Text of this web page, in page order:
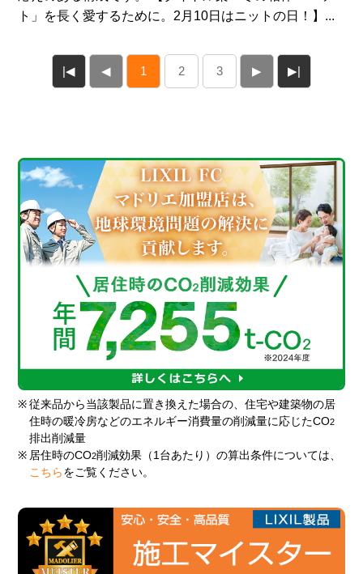
ト」を長く愛するために。2月10日はニットの日！】...
|◀ ◀ 1 2 3 ▶ ▶|
※ 従来品から当該製品に置き換えた場合の、住宅や建築物の居
住時の暖冷房などのエネルギー消費量の削減量に応じたCO2
排出削減量
※ 居住時のCO2削減効果（1台あたり）の算出条件については、
こちら をご覧ください。